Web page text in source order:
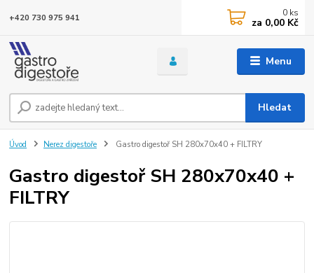
Menu
Hledat
+420 730 975 941 0 ks
za 0,00 Kč
Úvod Nerez digestoře Gastro digestoř SH 280x70x40 + FILTRY
Gastro digestoř SH 280x70x40 +
FILTRY